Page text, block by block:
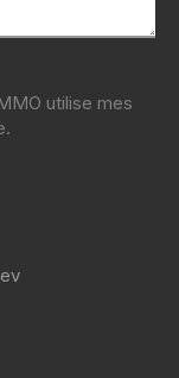
utilise mes